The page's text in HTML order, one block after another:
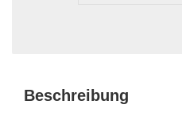
Beschreibung